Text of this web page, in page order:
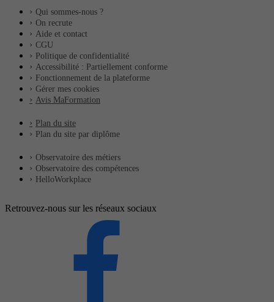
Qui sommes-nous ?
On recrute
Aide et contact
CGU
Politique de confidentialité
Accessibilité : Partiellement conforme
Fonctionnement de la plateforme
Gérer mes cookies
Avis MaFormation
Plan du site
Plan du site par diplôme
Observatoire des métiers
Observatoire des compétences
HelloWorkplace
Retrouvez-nous sur les réseaux sociaux